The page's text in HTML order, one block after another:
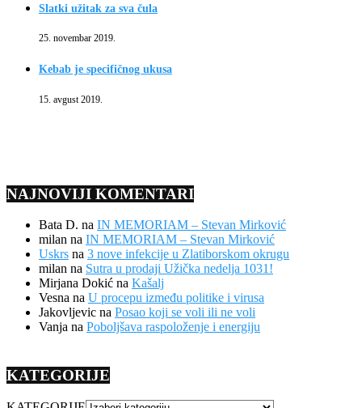
Slatki užitak za sva čula
25. novembar 2019.
Kebab je specifičnog ukusa
15. avgust 2019.
NAJNOVIJI KOMENTARI
Bata D. na IN MEMORIAM – Stevan Mirković
milan na IN MEMORIAM – Stevan Mirković
Uskrs na 3 nove infekcije u Zlatiborskom okrugu
milan na Sutra u prodaji Užička nedelja 1031!
Mirjana Dokić na Kašalj
Vesna na U procepu između politike i virusa
Jakovljevic na Posao koji se voli ili ne voli
Vanja na Poboljšava raspoloženje i energiju
KATEGORIJE